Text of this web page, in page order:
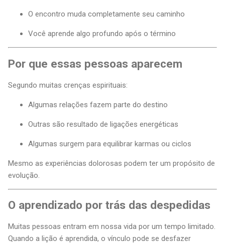
O encontro muda completamente seu caminho
Você aprende algo profundo após o término
Por que essas pessoas aparecem
Segundo muitas crenças espirituais:
Algumas relações fazem parte do destino
Outras são resultado de ligações energéticas
Algumas surgem para equilibrar karmas ou ciclos
Mesmo as experiências dolorosas podem ter um propósito de
evolução.
O aprendizado por trás das despedidas
Muitas pessoas entram em nossa vida por um tempo limitado.
Quando a lição é aprendida, o vínculo pode se desfazer